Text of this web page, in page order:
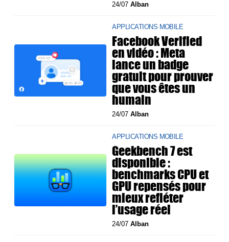
24/07Alban
APPLICATIONS MOBILE
Facebook Verified
en vidéo : Meta
lance un badge
gratuit pour prouver
que vous êtes un
humain
24/07Alban
APPLICATIONS MOBILE
Geekbench 7 est
disponible :
benchmarks CPU et
GPU repensés pour
mieux refléter
l’usage réel
24/07Alban